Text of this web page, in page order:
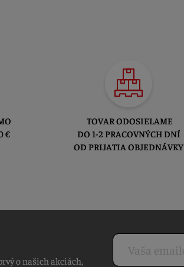
€
TOVAR ODOSIELAME
DO 1-2 PRACOVNÝCH DNÍ
OD PRIJATIA OBJEDNÁVKY
o našich akciách,